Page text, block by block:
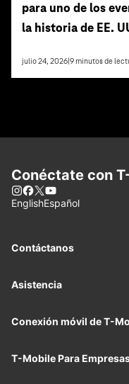
para uno de los
la historia de EE.
julio 24, 2026 9 minutos de